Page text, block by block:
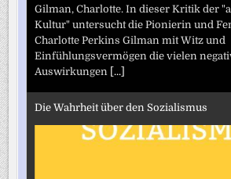
Gilman, Charlotte. In dieser Kritik der
Kultur" untersucht die Pionierin und
Charlotte Perkins Gilman mit Witz und
Einfühlungsvermögen die vielen
Auswirkungen [...]
Die Wahrheit über den Sozialismus